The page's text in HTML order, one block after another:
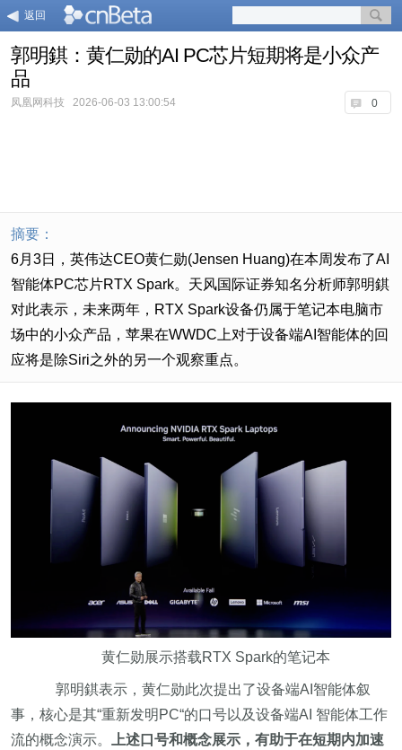
返回
郭明錤：黄仁勋的AI PC芯片短期将是小众产
品
0
凤凰网科技 2026-06-03 13:00:54
摘要：
6月3日，英伟达CEO黄仁勋(Jensen Huang)在本周发布了AI
智能体PC芯片RTX Spark。天风国际证券知名分析师郭明錤
对此表示，未来两年，RTX Spark设备仍属于笔记本电脑市
场中的小众产品，苹果在WWDC上对于设备端AI智能体的回
应将是除Siri之外的另一个观察重点。
黄仁勋展示搭载RTX Spark的笔记本
郭明錤表示，黄仁勋此次提出了设备端AI智能体叙
事，核心是其“重新发明PC“的口号以及设备端AI 智能体工作
流的概念演示。
上述口号和概念展示，有助于在短期内加速